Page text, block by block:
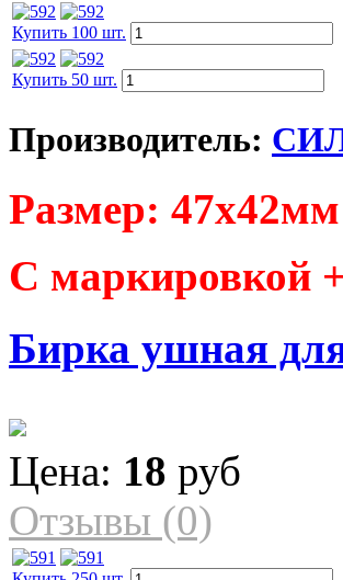
Купить 100 шт.
Купить 50 шт.
Производитель:
Размер:
С маркировкой
Бирка ушная
Цена: 18 руб
Отзывы (0)